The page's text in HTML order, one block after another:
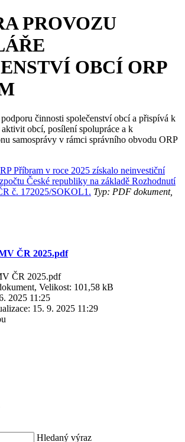
PROVOZU
OBCÍ ORP
činnosti společenství obcí a přispívá k
obcí, posílení spolupráce a k
samosprávy v rámci správního obvodu ORP
Příbram v roce 2025 získalo neinvestiční
České republiky na základě Rozhodnutí
č. 172025/SOKOL1. Typ: PDF dokument,
ČR 2025.pdf
ČR 2025.pdf
Velikost: 101,58 kB
2025 11:25
15. 9. 2025 11:29
Hledaný výraz